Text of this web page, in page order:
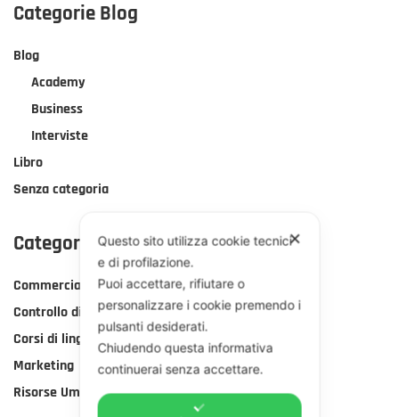
Categorie Blog
Blog
Academy
Business
Interviste
Libro
Senza categoria
Categorie Corsi
Commerciale
Controllo di gestione
Corsi di lingua
Marketing
Risorse Umane
✕
Questo sito utilizza cookie tecnici
e di profilazione.
Puoi accettare, rifiutare o
personalizzare i cookie premendo i
pulsanti desiderati.
Chiudendo questa informativa
continuerai senza accettare.